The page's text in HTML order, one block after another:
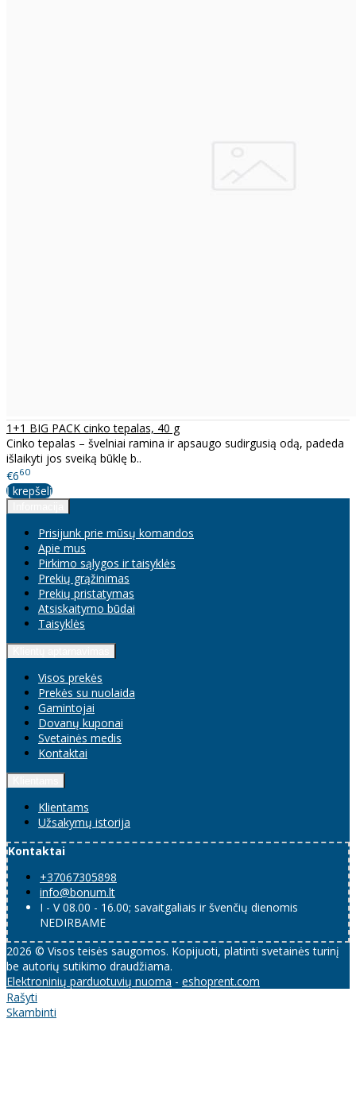
1+1 BIG PACK cinko tepalas, 40 g
Cinko tepalas – švelniai ramina ir apsaugo sudirgusią odą, padeda
išlaikyti jos sveiką būklę b..
€660
Į krepšelį
Prisijunk prie mūsų komandos
Apie mus
Pirkimo sąlygos ir taisyklės
Prekių grąžinimas
Prekių pristatymas
Atsiskaitymo būdai
Taisyklės
Visos prekės
Prekės su nuolaida
Gamintojai
Dovanų kuponai
Svetainės medis
Kontaktai
Klientams
Užsakymų istorija
Kontaktai
+37067305898
info@bonum.lt
I - V 08.00 - 16.00; savaitgaliais ir švenčių dienomis
NEDIRBAME
2026 © Visos teisės saugomos. Kopijuoti, platinti svetainės turinį
be autorių sutikimo draudžiama.
Elektroninių parduotuvių nuoma - eshoprent.com
Rašyti
Skambinti